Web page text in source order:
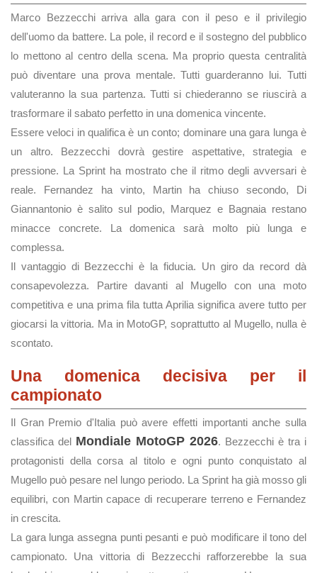
Marco Bezzecchi arriva alla gara con il peso e il privilegio
dell'uomo da battere. La pole, il record e il sostegno del pubblico
lo mettono al centro della scena. Ma proprio questa centralità
può diventare una prova mentale. Tutti guarderanno lui. Tutti
valuteranno la sua partenza. Tutti si chiederanno se riuscirà a
trasformare il sabato perfetto in una domenica vincente.
Essere veloci in qualifica è un conto; dominare una gara lunga è
un altro. Bezzecchi dovrà gestire aspettative, strategia e
pressione. La Sprint ha mostrato che il ritmo degli avversari è
reale. Fernandez ha vinto, Martin ha chiuso secondo, Di
Giannantonio è salito sul podio, Marquez e Bagnaia restano
minacce concrete. La domenica sarà molto più lunga e
complessa.
Il vantaggio di Bezzecchi è la fiducia. Un giro da record dà
consapevolezza. Partire davanti al Mugello con una moto
competitiva e una prima fila tutta Aprilia significa avere tutto per
giocarsi la vittoria. Ma in MotoGP, soprattutto al Mugello, nulla è
scontato.
Una domenica decisiva per il
campionato
Il Gran Premio d'Italia può avere effetti importanti anche sulla
classifica del Mondiale MotoGP 2026. Bezzecchi è tra i
protagonisti della corsa al titolo e ogni punto conquistato al
Mugello può pesare nel lungo periodo. La Sprint ha già mosso gli
equilibri, con Martin capace di recuperare terreno e Fernandez
in crescita.
La gara lunga assegna punti pesanti e può modificare il tono del
campionato. Una vittoria di Bezzecchi rafforzerebbe la sua